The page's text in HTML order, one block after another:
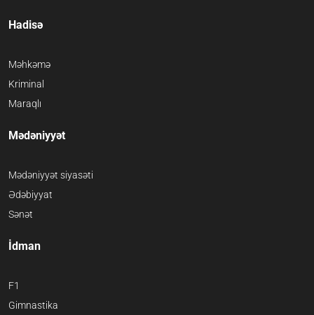
Hadisə
Məhkəmə
Kriminal
Maraqlı
Mədəniyyət
Mədəniyyət siyasəti
Ədəbiyyat
Sənət
İdman
F1
Gimnastika